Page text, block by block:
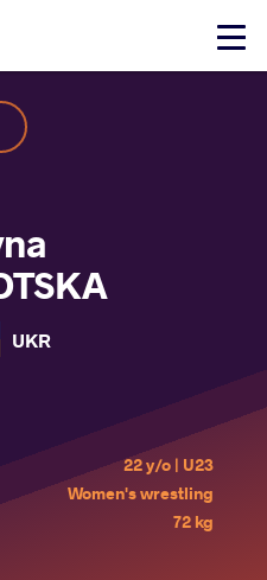
Click
UKR
22 y/o | U23
Women's wrestling
72 kg